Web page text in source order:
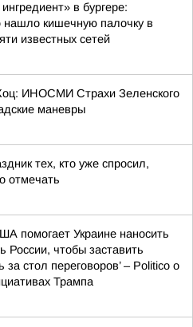
в бургере:
нашло кишечную палочку в
известных сетей
ИНОСМИ Страхи Зеленского
маневры
тех, кто уже спросил,
отмечать
помогает Украине наносить
России, чтобы заставить
за стол переговоров’ – Politico о
Трампа